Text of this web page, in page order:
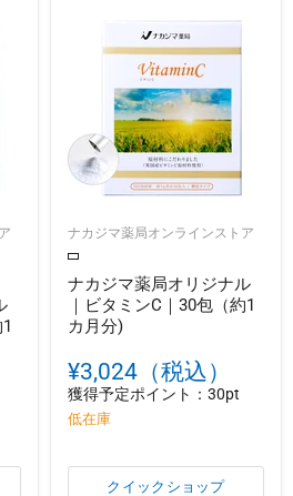
ナカジマ薬局オンラインストア
ナカジマ薬局オリジナル
｜ビタミンC｜30包（約1
カ月分)
¥3,024（税込）
獲得予定ポイント：30pt
低在庫
クイックショップ